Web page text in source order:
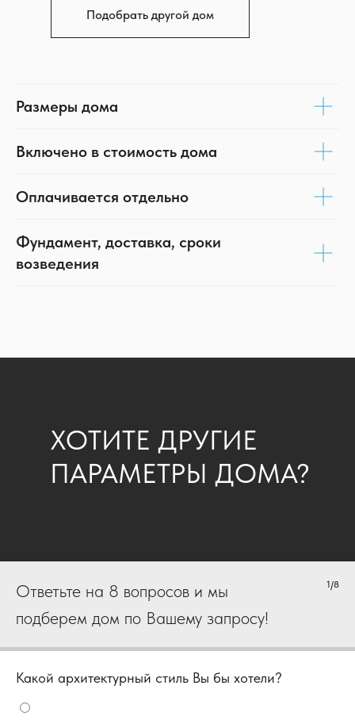
Подобрать другой дом
Размеры дома
Включено в стоимость дома
Оплачивается отдельно
Фундамент, доставка, сроки
возведения
ХОТИТЕ ДРУГИЕ
ПАРАМЕТРЫ ДОМА?
Ответьте на 8 вопросов и мы
подберем дом по Вашему запросу!
1/8
Какой архитектурный стиль Вы бы хотели?